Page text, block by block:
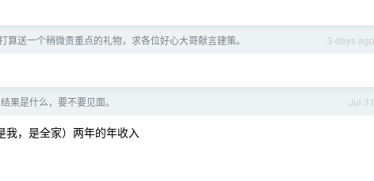
3 days ago
算送一个稍微贵重点的礼物，求各位好心大哥献言建策。
Jul 31
果是什么，要不要见面。
我，是全家）两年的年收入